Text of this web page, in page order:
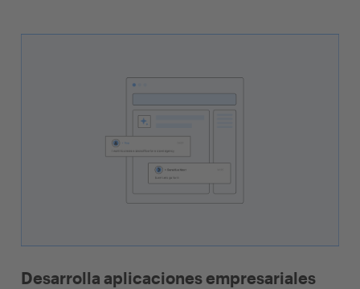
Desarrolla aplicaciones empresariales